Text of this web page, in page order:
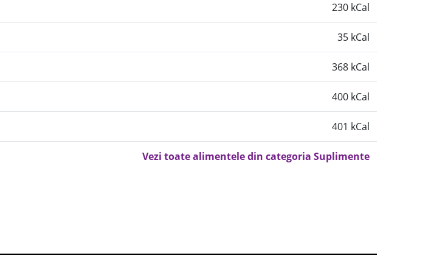
230 kCal
35 kCal
368 kCal
400 kCal
401 kCal
Vezi toate alimentele din categoria Suplimente